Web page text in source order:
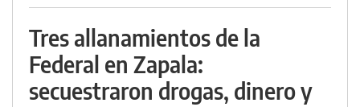
Tres allanamientos de la
Federal en Zapala:
secuestraron drogas, dinero y